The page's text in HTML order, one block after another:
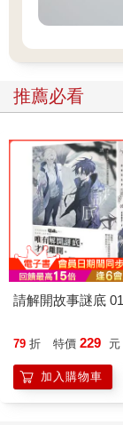
推薦必看
請解開故事謎底 01
79 折 特價 229 元
加入購物車